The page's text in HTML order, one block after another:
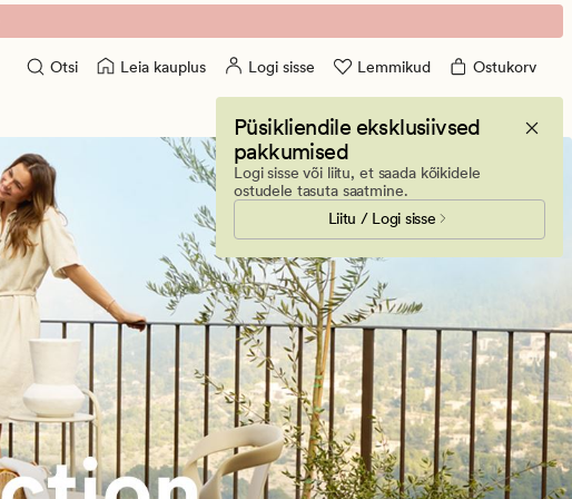
Otsi Leia kauplus Logi sisse Lemmikud Ostukorv
Püsikliendile eksklusiivsed
pakkumised
Logi sisse või liitu, et saada kõikidele
ostudele tasuta saatmine.
Liitu / Logi sisse